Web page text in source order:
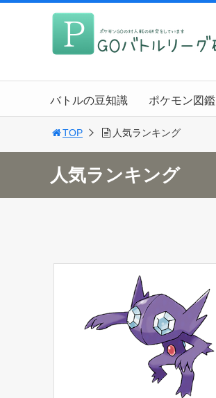
バトルの豆知識 ポケモン図鑑
TOP 人気ランキング
人気ランキング